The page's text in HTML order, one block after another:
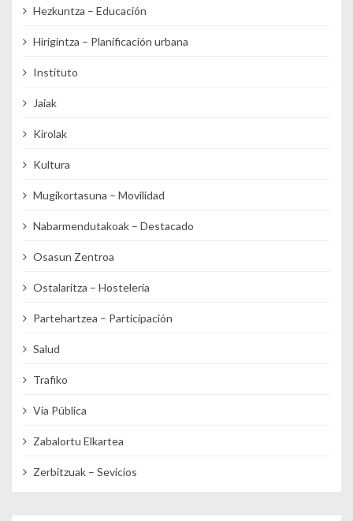
Hezkuntza – Educación
Hirigintza – Planificación urbana
Instituto
Jaiak
Kirolak
Kultura
Mugikortasuna – Movilidad
Nabarmendutakoak – Destacado
Osasun Zentroa
Ostalaritza – Hostelería
Partehartzea – Participación
Salud
Trafiko
Vía Pública
Zabalortu Elkartea
Zerbitzuak – Sevicios